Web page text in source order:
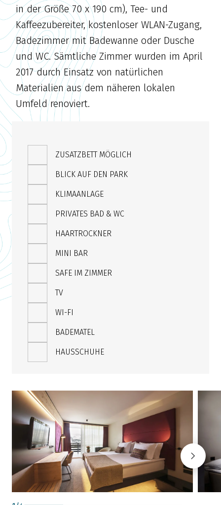
in der Größe 70 x 190 cm), Tee- und
Kaffeezubereiter, kostenloser WLAN-Zugang,
Badezimmer mit Badewanne oder Dusche
und WC. Sämtliche Zimmer wurden im April
2017 durch Einsatz von natürlichen
Materialien aus dem näheren lokalen
Umfeld renoviert.
ZUSATZBETT MÖGLICH
BLICK AUF DEN PARK
KLIMAANLAGE
PRIVATES BAD & WC
HAARTROCKNER
MINI BAR
SAFE IM ZIMMER
TV
WI-FI
BADEMATEL
HAUSSCHUHE